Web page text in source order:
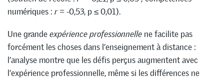
numériques : r= -0,53, p ≤ 0,01).
Une grandeexpérience professionnelle ne facilite pas
forcément les choses dans l’enseignement à distance :
l’analyse montre que les défis perçus augmentent avec
l’expérience professionnelle, même si les différences ne